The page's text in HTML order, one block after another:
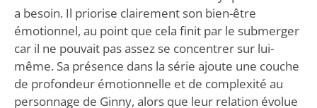
a besoin. Il priorise clairement son bien-être
émotionnel, au point que cela finit par le submerger
car il ne pouvait pas assez se concentrer sur lui-
même. Sa présence dans la série ajoute une couche
de profondeur émotionnelle et de complexité au
personnage de Ginny, alors que leur relation évolue